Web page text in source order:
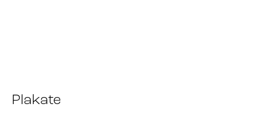
Plakate